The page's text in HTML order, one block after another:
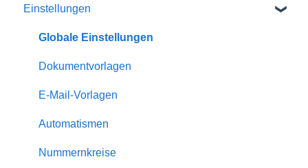
Homepage-Module
Channelmanager
Statistiken
Gästemappe
Dienstleister
Eigentümer
Einstellungen
Globale Einstellungen
Dokumentvorlagen
E-Mail-Vorlagen
Automatismen
Nummernkreise